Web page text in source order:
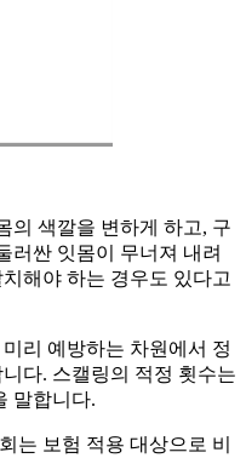
의 색깔을 변하게 하고, 구
러싼 잇몸이 무너져 내려
해야 하는 경우도 있다고
리 예방하는 차원에서 정
다. 스캘링의 적정 횟수는
말합니다.
는 보험 적용 대상으로 비